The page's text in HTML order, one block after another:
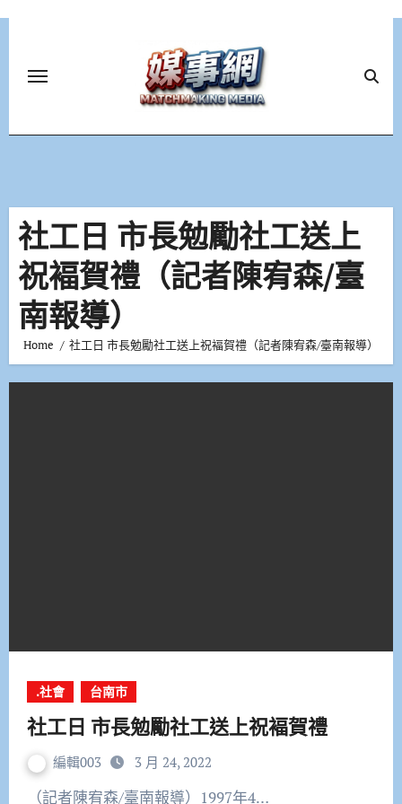
社工日 市長勉勵社工送上
祝褔賀禮（記者陳宥森/臺
南報導）
Home 社工日 市長勉勵社工送上祝褔賀禮（記者陳宥森/臺南報導）
.社會 台南市
社工日 市長勉勵社工送上祝褔賀禮
編輯003 3 月 24, 2022
（記者陳宥森/臺南報導）1997年4…